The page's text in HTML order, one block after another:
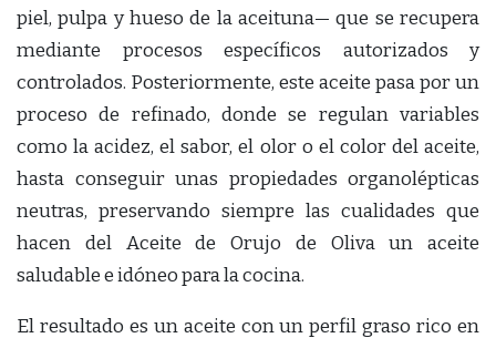
piel, pulpa y hueso de la aceituna— que se recupera
mediante procesos específicos autorizados y
controlados. Posteriormente, este aceite pasa por un
proceso de refinado, donde se regulan variables
como la acidez, el sabor, el olor o el color del aceite,
hasta conseguir unas propiedades organolépticas
neutras, preservando siempre las cualidades que
hacen del Aceite de Orujo de Oliva un aceite
saludable e idóneo para la cocina.
El resultado es un aceite con un perfil graso rico en